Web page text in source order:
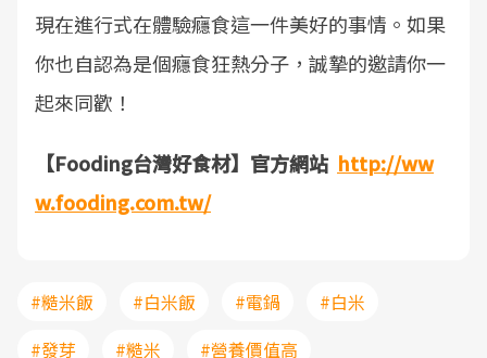
現在進行式在體驗癮食這一件美好的事情。如果
你也自認為是個癮食狂熱分子，誠摯的邀請你一
起來同歡！
【Fooding台灣好食材】官方網站 http://ww
w.fooding.com.tw/
#糙米飯 #白米飯 #電鍋
#白米
#發芽
#糙米 #營養價值高